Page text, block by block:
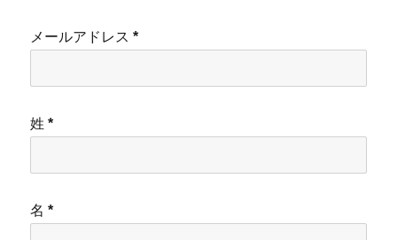
メールアドレス*
姓*
名*